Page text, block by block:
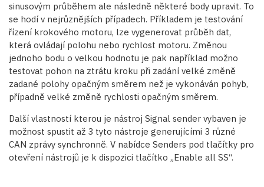
sinusovým průběhem ale následně některé body upravit. To
se hodí v nejrůznějších případech. Příkladem je testování
řízení krokového motoru, lze vygenerovat průběh dat,
která ovládají polohu nebo rychlost motoru. Změnou
jednoho bodu o velkou hodnotu je pak například možno
testovat pohon na ztrátu kroku při zadání velké změně
zadané polohy opačným směrem než je vykonáván pohyb,
případně velké změně rychlosti opačným směrem.
Další vlastností kterou je nástroj Signal sender vybaven je
možnost spustit až 3 tyto nástroje generujícími 3 různé
CAN zprávy synchronně. V nabídce Senders pod tlačítky pro
otevření nástrojů je k dispozici tlačítko „Enable all SS“.